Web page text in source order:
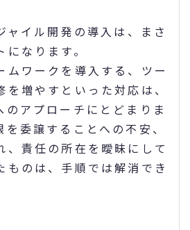
ャイル開発の導入は、まさ
なります。
ムワークを導入する、ツー
増やすといった対応は、
のアプローチにとどまりま
委譲することへの不安、
、責任の所在を曖昧にして
ものは、手順では解消でき